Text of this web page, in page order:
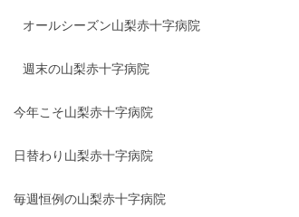
オールシーズン山梨赤十字病院
週末の山梨赤十字病院
今年こそ山梨赤十字病院
日替わり山梨赤十字病院
毎週恒例の山梨赤十字病院